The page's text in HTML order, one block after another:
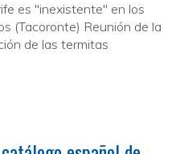
es "inexistente" en los
(Tacoronte) Reunión de la
de las termitas